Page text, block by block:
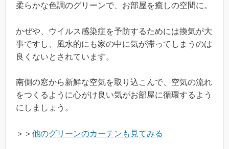
柔らかな色調のグリーンで、お部屋を癒しの空間に。
かぜや、ウイルス感染症を予防するためには換気が大
事ですし、風水的にも家の中に気が滞ってしまうのは
良くないとされています。
南側の窓から新鮮な空気を取り込こんで、空気の流れ
をつくるように心がけ良い気がお部屋に循環するよう
にしましょう。
＞＞ 他のグリーンのカーテンも見てみる